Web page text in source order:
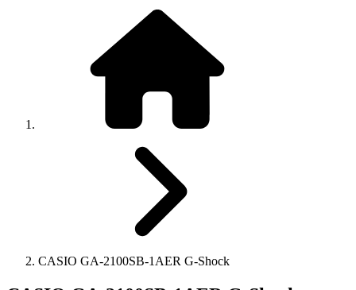
CASIO GA-2100SB-1AER G-Shock